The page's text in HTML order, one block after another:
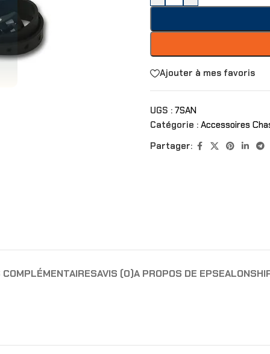
Ajouter à mes favoris
UGS : 7SAN
Catégorie : Accessoires
Partager:
COMPLÉMENTAIRESAVIS (0)A PROPOS DE EPSEALON